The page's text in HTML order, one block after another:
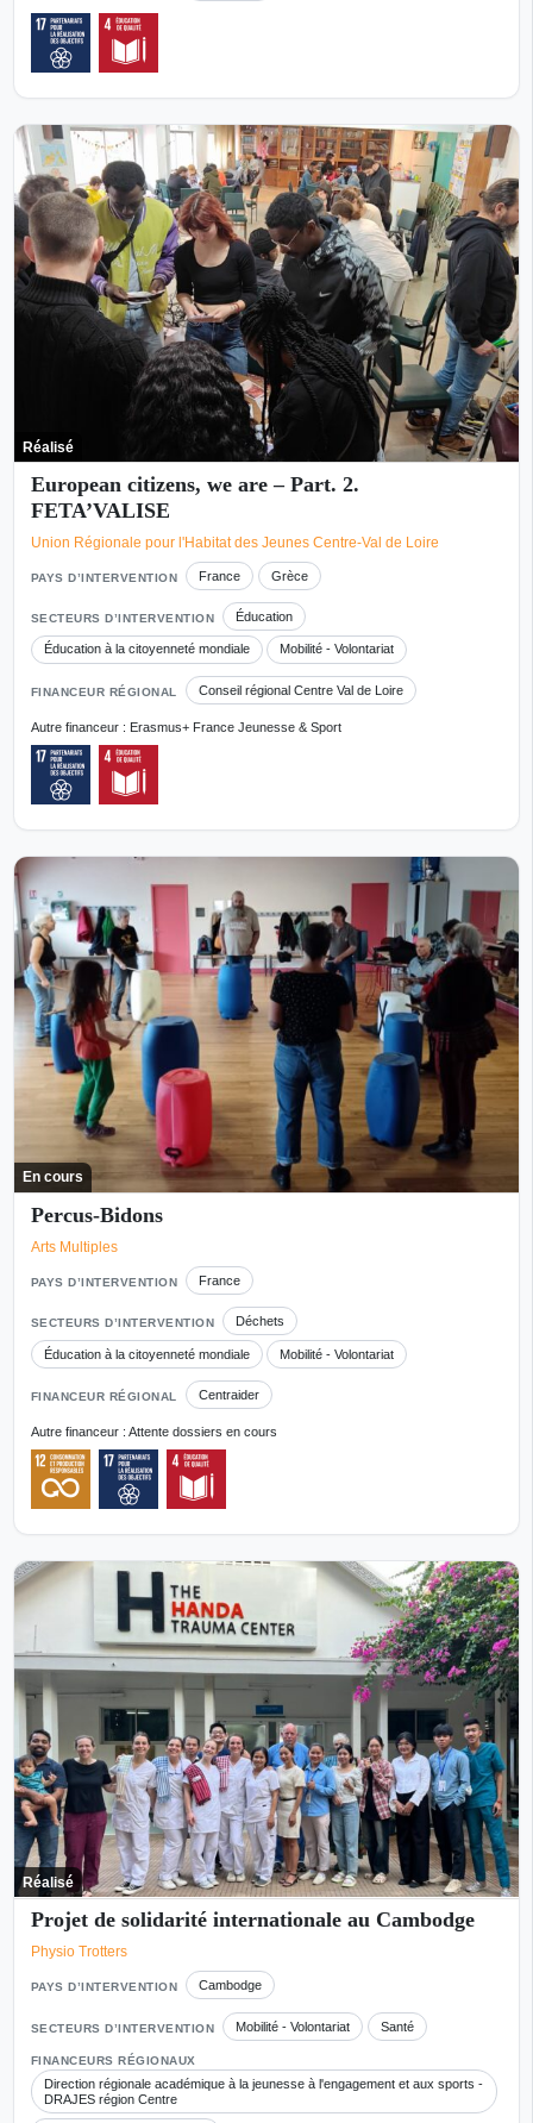
Réalisé
European citizens, we are – Part. 2.
FETA’VALISE
Union Régionale pour l'Habitat des Jeunes Centre-Val de Loire
PAYS D’INTERVENTION France Grèce
SECTEURS D’INTERVENTION Éducation
Éducation à la citoyenneté mondiale Mobilité - Volontariat
FINANCEUR RÉGIONAL Conseil régional Centre Val de Loire
Autre financeur : Erasmus+ France Jeunesse & Sport
En cours
Percus-Bidons
Arts Multiples
PAYS D’INTERVENTION France
SECTEURS D’INTERVENTION Déchets
Éducation à la citoyenneté mondiale Mobilité - Volontariat
FINANCEUR RÉGIONAL Centraider
Autre financeur : Attente dossiers en cours
Réalisé
Projet de solidarité internationale au Cambodge
Physio Trotters
PAYS D’INTERVENTION Cambodge
SECTEURS D’INTERVENTION Mobilité - Volontariat Santé
FINANCEURS RÉGIONAUX
Direction régionale académique à la jeunesse à l'engagement et aux sports -
DRAJES région Centre